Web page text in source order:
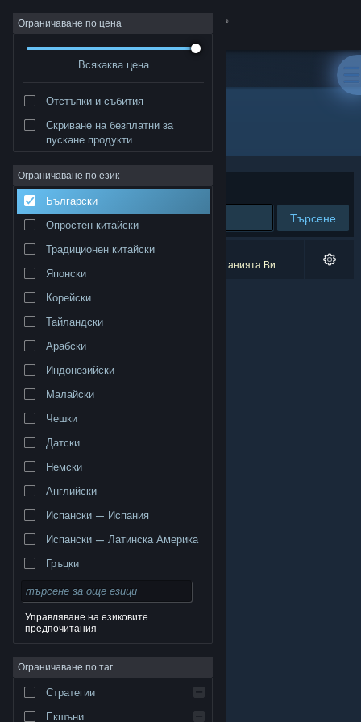
Вписване
Относно
Поддръжка
Смяна на езика
търговски марки принадлежат на съответните им
собственици в САЩ и други страни.
поверителност|Юридическа информация|
Достъпност|Условия за ползване на Steam
Възстановявания|Бисквитки
Ограничаване по цена
Всякаква цена
Отстъпки и събития
Скриване на безплатни за
пускане продукти
Ограничаване по език
Български
Опростен китайски
Традиционен китайски
Японски
Корейски
Тайландски
Арабски
Индонезийски
Малайски
Чешки
Датски
Немски
Английски
Испански — Испания
Испански — Латинска Америка
Гръцки
Управляване на езиковите
предпочитания
Ограничаване по таг
Стратегии
Екшъни
Издател: Team RUN
Сортиране по Съответстване
Търсене
0 резултата съответстват на търсенето Ви.
2 заглавия бяха изключени спрямо предпочитанията Ви.